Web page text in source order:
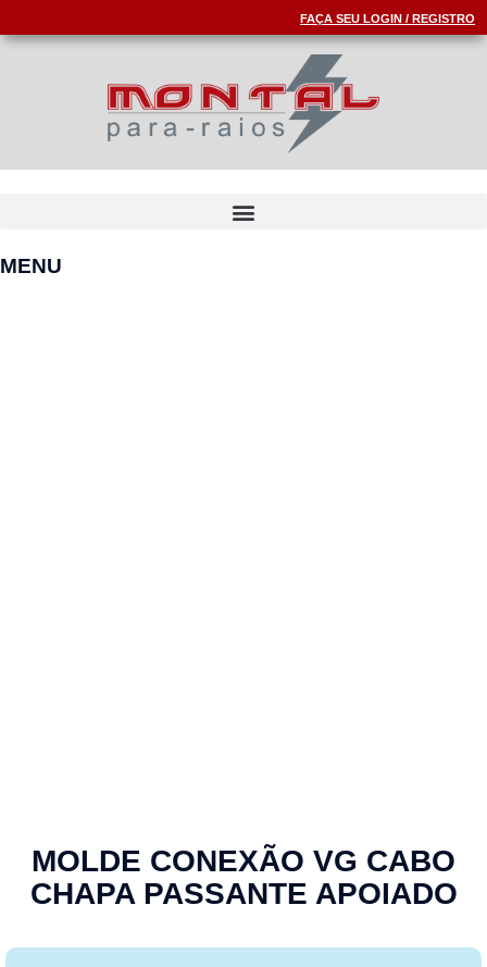
FAÇA SEU LOGIN / REGISTRO
MENU
MOLDE CONEXÃO VG CABO
CHAPA PASSANTE APOIADO